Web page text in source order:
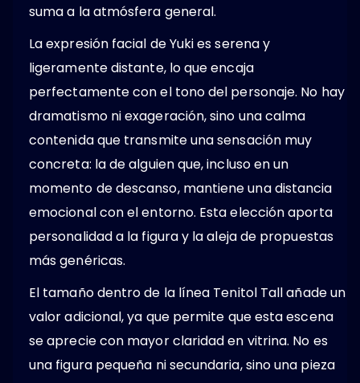
suma a la atmósfera general.
La expresión facial de Yuki es serena y
ligeramente distante, lo que encaja
perfectamente con el tono del personaje. No hay
dramatismo ni exageración, sino una calma
contenida que transmite una sensación muy
concreta: la de alguien que, incluso en un
momento de descanso, mantiene una distancia
emocional con el entorno. Esta elección aporta
personalidad a la figura y la aleja de propuestas
más genéricas.
El tamaño dentro de la línea Tenitol Tall añade un
valor adicional, ya que permite que esta escena
se aprecie con mayor claridad en vitrina. No es
una figura pequeña ni secundaria, sino una pieza